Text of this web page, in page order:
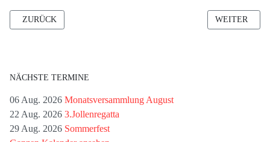
VORHERIGER BEITRAG: ANSEGELN AM 01. MAI
ZURÜCK NÄCHSTER
WEITER
NÄCHSTE TERMINE
06 Aug. 2026 Monatsversammlung August
22 Aug. 2026 3.Jollenregatta
29 Aug. 2026 Sommerfest